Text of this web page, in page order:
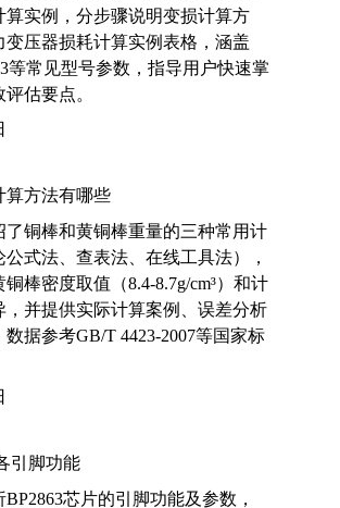
算实例，分步骤说明变损计算方
变压器损耗计算实例表格，涵盖
等常见型号参数，指导用户快速掌
估要点。
算方法有哪些
了铜棒和黄铜棒重量的三种常用计
式法、查表法、在线工具法），
棒密度取值（8.4-8.7g/cm³）和计
，并提供实际计算案例、误差分析
数据参考GB/T 4423-2007等国家标
引脚功能
芯片的引脚功能及参数，